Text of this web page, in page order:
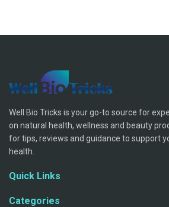
Well Bio Tricks is your go-to source for
on natural health, wellness and beauty
for tips, reviews and guidance to support
health.
Quick Links
Categories